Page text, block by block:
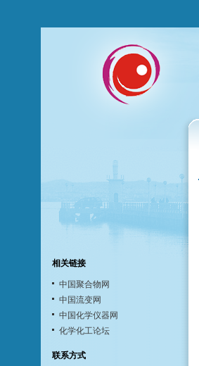
相关链接
中国聚合物网
中国流变网
中国化学仪器网
化学化工论坛
联系方式